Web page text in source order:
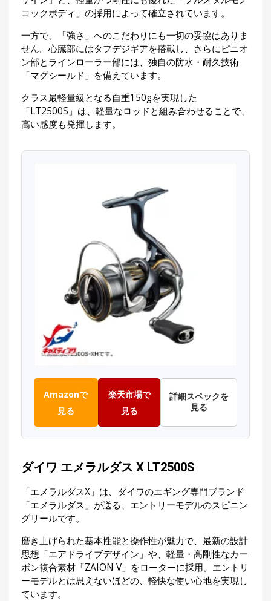
コックボディ」の採用によって確立されています。
一方で、「強さ」へのこだわりにも一切の妥協はありま
せん。心臓部にはタフデジギアを搭載し、さらにピニオ
ン部とラインローラー部には、独自の防水・耐久技術
「マグシールド」を備えています。
クラス最軽量級となる自重150gを実現した
「LT2500S」は、軽量なロッドと組み合わせることで、
高い感度も発揮します。
Amazonで
見る
楽天市場で
見る
詳細スペックを
見る
ダイワ エメラルダス X LT2500S
「エメラルダスX」は、ダイワのエギング専門ブランド
「エメラルダス」が送る、エントリーモデルのスピニン
グリールです。
磨き上げられた基本性能と操作性が魅力で、最新の設計
思想「エアドライブデザイン」や、軽量・高剛性なカー
ボン複合素材「ZAION V」をローターに採用。エントリ
ーモデルとは思えないほどの、軽快な使い心地を実現し
ています。